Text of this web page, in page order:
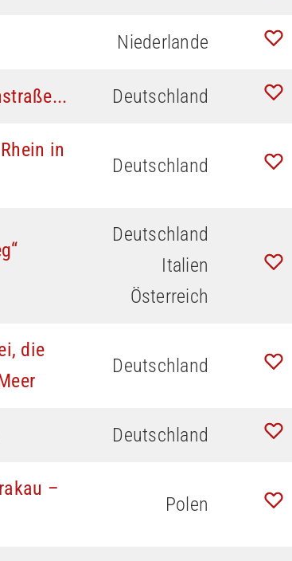
Niederlande
Deutschland
Deutschland
in
Deutschland
Italien
Österreich
Deutschland
die
Deutschland
Polen
–